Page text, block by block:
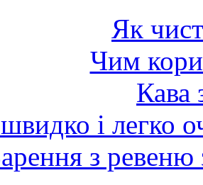
Як
Чим
Кава
і легко
з ревеню